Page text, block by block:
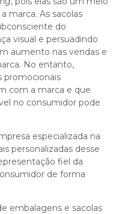
marca. As sacolas
do
visual e persuadindo
aumento nas vendas e
No entanto,
promocionais
com a marca e que
no consumidor pode
especializada na
personalizadas desse
fiel da
de forma
embalagens e sacolas